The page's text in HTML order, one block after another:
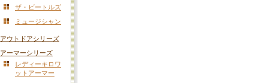
ザ・ビートルズ
ミュージシャン
アウトドアシリーズ
アーマーシリーズ
レディーキロワ
ットアーマー